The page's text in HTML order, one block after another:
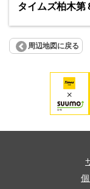
タイムズ柏木第
周辺地図に戻る